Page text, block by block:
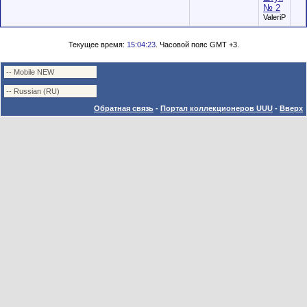
№ 2
ValeriP
Текущее время: 15:04:23. Часовой пояс GMT +3.
Обратная связь - Портал коллекционеров UUU - Вверх